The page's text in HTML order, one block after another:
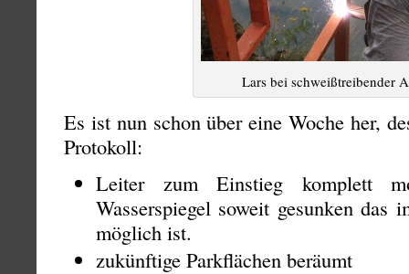
Lars bei schweißtreibender
Es ist nun schon über eine Woche her,
Protokoll:
Leiter zum Einstieg komplett
Wasserspiegel soweit gesunken das
möglich ist.
zukünftige Parkflächen beräumt